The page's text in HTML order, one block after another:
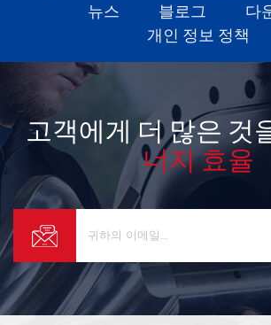
뉴스
블로그
다
개인 정보 정책
고객에게 더 많은 것
너지 효율